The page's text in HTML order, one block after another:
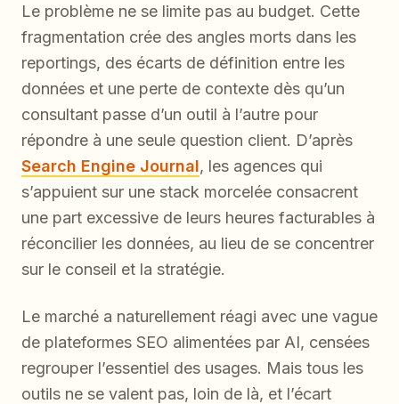
Le problème ne se limite pas au budget. Cette
fragmentation crée des angles morts dans les
reportings, des écarts de définition entre les
données et une perte de contexte dès qu’un
consultant passe d’un outil à l’autre pour
répondre à une seule question client. D’après
Search Engine Journal, les agences qui
s’appuient sur une stack morcelée consacrent
une part excessive de leurs heures facturables à
réconcilier les données, au lieu de se concentrer
sur le conseil et la stratégie.
Le marché a naturellement réagi avec une vague
de plateformes SEO alimentées par AI, censées
regrouper l’essentiel des usages. Mais tous les
outils ne se valent pas, loin de là, et l’écart